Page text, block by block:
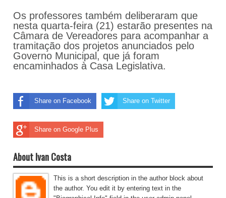
Os professores também deliberaram que
nesta quarta-feira (21) estarão presentes na
Câmara de Vereadores para acompanhar a
tramitação dos projetos anunciados pelo
Governo Municipal, que já foram
encaminhados à Casa Legislativa.
Share on Facebook Share on Twitter
Share on Google Plus
About Ivan Costa
This is a short description in the author block about
the author. You edit it by entering text in the